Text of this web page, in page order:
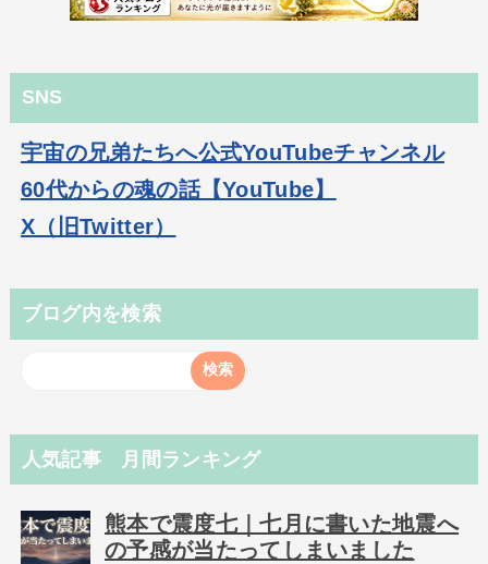
SNS
宇宙の兄弟たちへ公式YouTubeチャンネル
60代からの魂の話【YouTube】
X（旧Twitter）
ブログ内を検索
人気記事 月間ランキング
熊本で震度七｜七月に書いた地震へ
の予感が当たってしまいました